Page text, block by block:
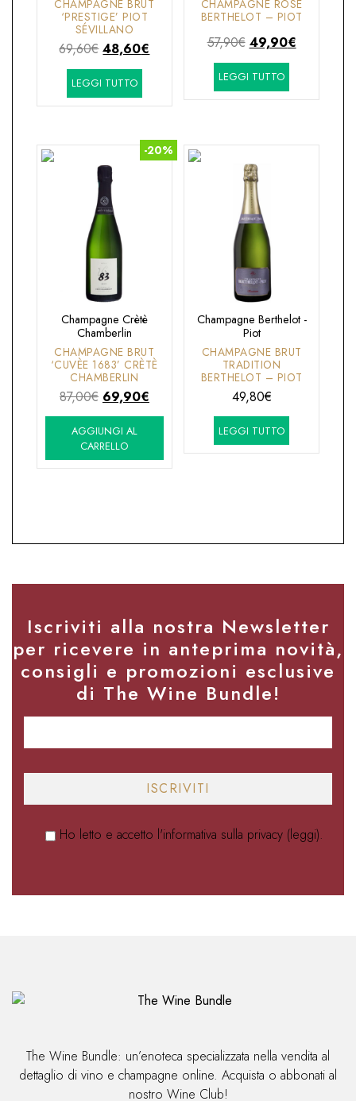
CHAMPAGNE BRUT
‘PRESTIGE’ PIOT
SÉVILLANO
69,60€Il
prezzo
originale
era:
48,60€
è:
LEGGI TUTTO
CHAMPAGNE ROSÈ
BERTHELOT – PIOT
57,90€ Il
prezzo
originale
era:
49,90€Il
è:
LEGGI TUTTO
-20%
Champagne Crètè
Chamberlin
CHAMPAGNE BRUT
‘CUVÈE 1683’ CRÈTÈ
CHAMBERLIN
87,00€ Il
prezzo
originale
era:
87,00€.
69,90€Il
prezzo
69,90€.
AGGIUNGI AL
CARRELLO
Champagne Berthelot -
Piot
CHAMPAGNE BRUT
TRADITION
BERTHELOT – PIOT
49,80€
LEGGI TUTTO
Iscriviti alla nostra Newsletter
per ricevere in anteprima novità,
consigli e promozioni esclusive
di The Wine Bundle!
Ho letto e accetto l'informativa sulla privacy (leggi).
The Wine Bundle: un’enoteca specializzata nella vendita al
dettaglio di vino e champagne online. Acquista o abbonati al
nostro Wine Club!